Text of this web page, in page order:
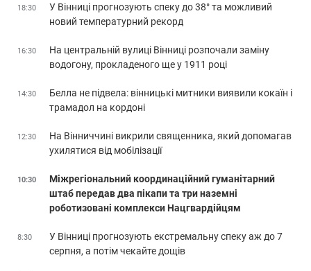
18:30
У Вінниці прогнозують спеку до 38° та можливий
новий температурний рекорд
16:30
На центральній вулиці Вінниці розпочали заміну
водогону, прокладеного ще у 1911 році
14:30
Белла не підвела: вінницькі митники виявили кокаїн і
трамадол на кордоні
12:30
На Вінниччині викрили священника, який допомагав
ухилятися від мобілізації
10:30
Міжрегіональний координаційний гуманітарний
штаб передав два пікапи та три наземні
роботизовані комплекси Нацгвардійцям
8:30
У Вінниці прогнозують екстремальну спеку аж до 7
серпня, а потім чекайте дощів